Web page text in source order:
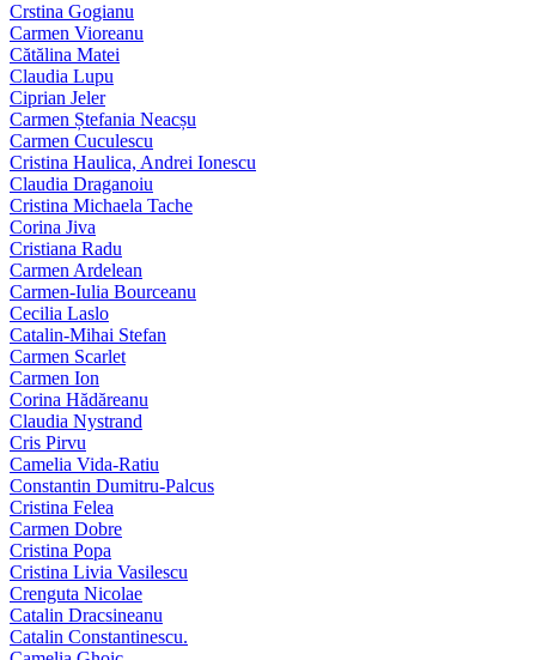
Crstina Gogianu
Carmen Vioreanu
Cătălina Matei
Claudia Lupu
Ciprian Jeler
Carmen Ștefania Neacșu
Carmen Cuculescu
Cristina Haulica, Andrei Ionescu
Claudia Draganoiu
Cristina Michaela Tache
Corina Jiva
Cristiana Radu
Carmen Ardelean
Carmen-Iulia Bourceanu
Cecilia Laslo
Catalin-Mihai Stefan
Carmen Scarlet
Carmen Ion
Corina Hădăreanu
Claudia Nystrand
Cris Pirvu
Camelia Vida-Ratiu
Constantin Dumitru‑Palcus
Cristina Felea
Carmen Dobre
Cristina Popa
Cristina Livia Vasilescu
Crenguta Nicolae
Catalin Dracsineanu
Catalin Constantinescu.